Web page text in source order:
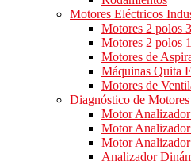
Motores Eléctricos
Motores 2 polos
Motores 2 polos
Motores de
Máquinas Quita
Motores de
Diagnóstico de Motores
Motor
Motor
Motor
Analizador